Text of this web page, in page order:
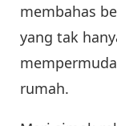
membahas
yang tak
rumah.